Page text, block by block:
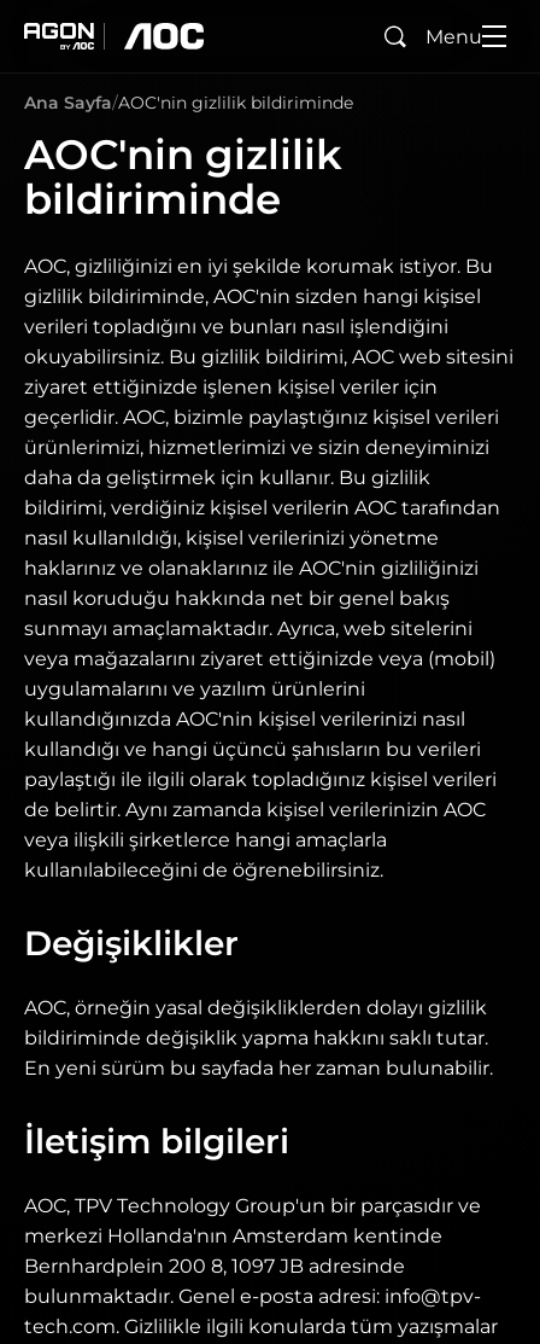
Ara Menu
Ana Sayfa AOC'nin gizlilik bildiriminde
AOC'nin gizlilik
bildiriminde
AOC, gizliliğinizi en iyi şekilde korumak istiyor. Bu
gizlilik bildiriminde, AOC'nin sizden hangi kişisel
verileri topladığını ve bunları nasıl işlendiğini
okuyabilirsiniz. Bu gizlilik bildirimi, AOC web sitesini
ziyaret ettiğinizde işlenen kişisel veriler için
geçerlidir. AOC, bizimle paylaştığınız kişisel verileri
ürünlerimizi, hizmetlerimizi ve sizin deneyiminizi
daha da geliştirmek için kullanır. Bu gizlilik
bildirimi, verdiğiniz kişisel verilerin AOC tarafından
nasıl kullanıldığı, kişisel verilerinizi yönetme
haklarınız ve olanaklarınız ile AOC'nin gizliliğinizi
nasıl koruduğu hakkında net bir genel bakış
sunmayı amaçlamaktadır. Ayrıca, web sitelerini
veya mağazalarını ziyaret ettiğinizde veya (mobil)
uygulamalarını ve yazılım ürünlerini
kullandığınızda AOC'nin kişisel verilerinizi nasıl
kullandığı ve hangi üçüncü şahısların bu verileri
paylaştığı ile ilgili olarak topladığınız kişisel verileri
de belirtir. Aynı zamanda kişisel verilerinizin AOC
veya ilişkili şirketlerce hangi amaçlarla
kullanılabileceğini de öğrenebilirsiniz.
Değişiklikler
AOC, örneğin yasal değişikliklerden dolayı gizlilik
bildiriminde değişiklik yapma hakkını saklı tutar.
En yeni sürüm bu sayfada her zaman bulunabilir.
İletişim bilgileri
AOC, TPV Technology Group'un bir parçasıdır ve
merkezi Hollanda'nın Amsterdam kentinde
Bernhardplein 200 8, 1097 JB adresinde
bulunmaktadır. Genel e-posta adresi: info@tpv-
tech.com. Gizlilikle ilgili konularda tüm yazışmalar